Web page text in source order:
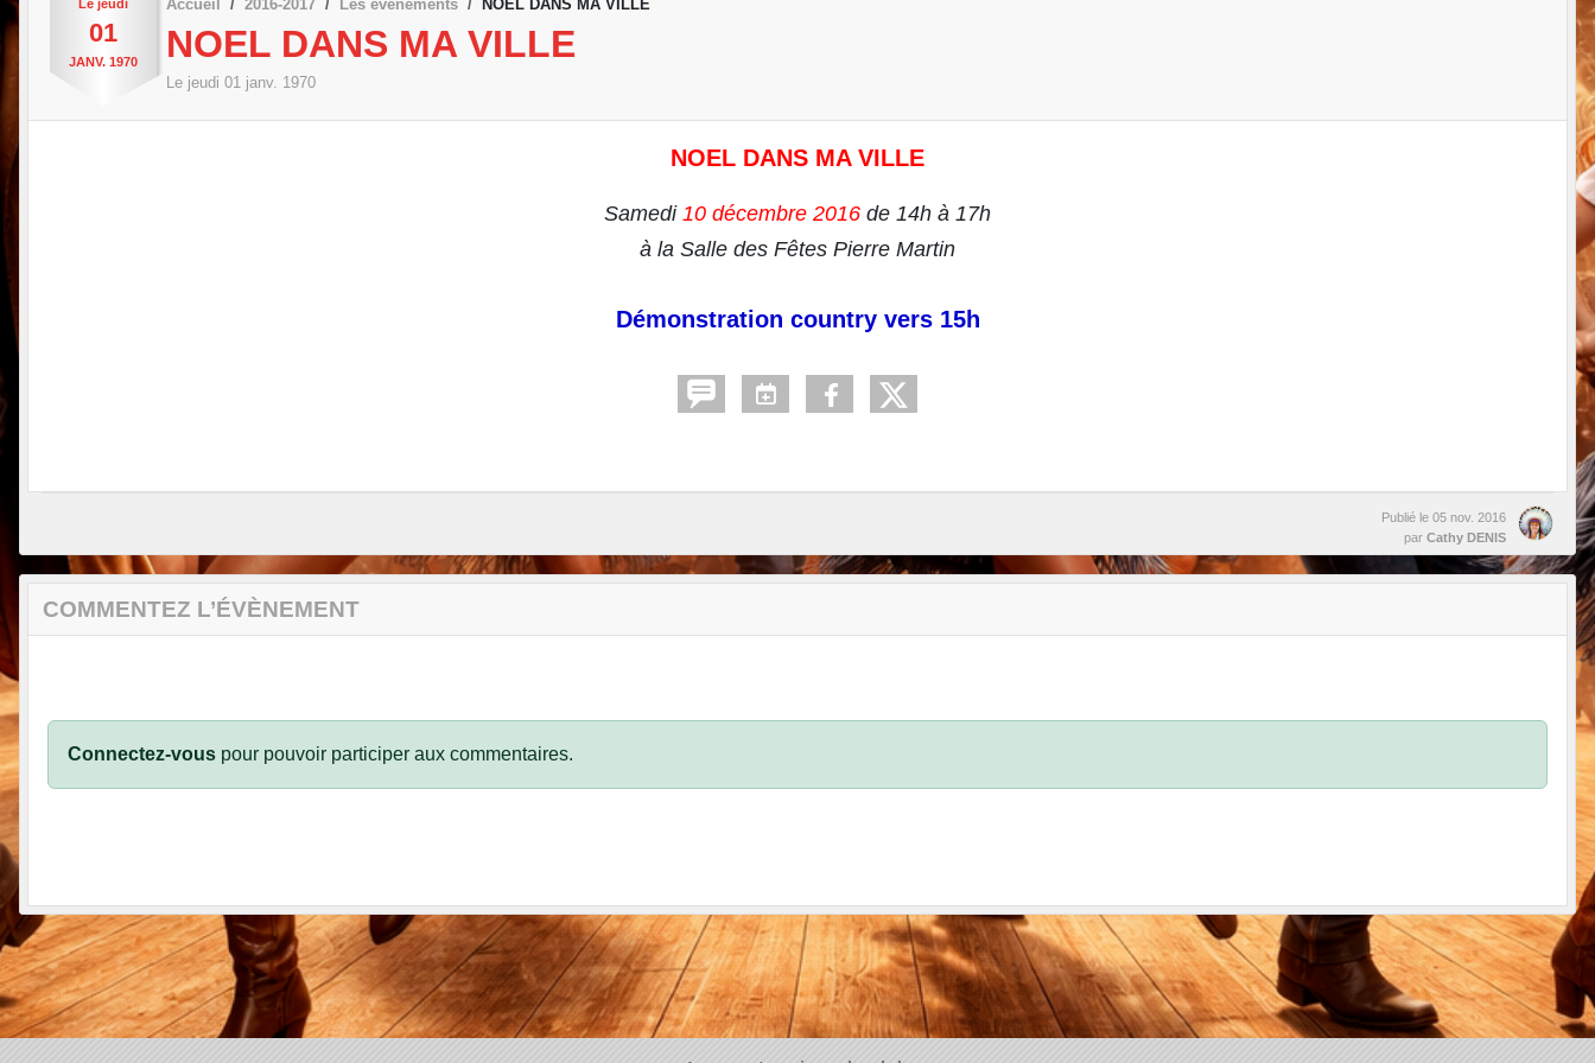
Le jeudi
01
JANV. 1970
Accueil 2016-2017 Les évènements NOEL DANS MA VILLE
NOEL DANS MA VILLE
Le jeudi 01 janv. 1970
NOEL DANS MA VILLE
Samedi 10 décembre 2016 de 14h à 17h
à la Salle des Fêtes Pierre Martin
Démonstration country vers 15h
Publié le 05 nov. 2016
par Cathy DENIS
COMMENTEZ L’ÉVÈNEMENT
Connectez-vous pour pouvoir participer aux commentaires.